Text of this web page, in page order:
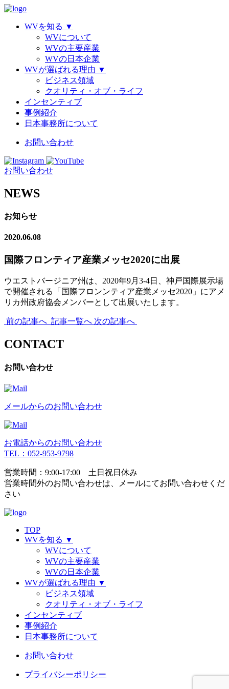
WVを知る ▼
WVについて
WVの主要産業
WVの日本企業
WVが選ばれる理由 ▼
ビジネス領域
クオリティ・オブ・ライフ
インセンティブ
事例紹介
日本事務所について
お問い合わせ
お問い合わせ
NEWS
お知らせ
2020.06.08
国際フロンティア産業メッセ2020に出展
ウエストバージニア州は、2020年9月3-4日、神戸国際展示場
で開催される「国際フロンンティア産業メッセ2020」にアメ
リカ州政府協会メンバーとして出展いたします。
前の記事へ 記事一覧へ 次の記事へ
CONTACT
お問い合わせ
メールからのお問い合わせ
お電話からのお問い合わせ
TEL：052-953-9798
営業時間：9:00-17:00 土日祝日休み
営業時間外のお問い合わせは、
メールにてお問い合わせくだ
さい
TOP
WVを知る ▼
WVについて
WVの主要産業
WVの日本企業
WVが選ばれる理由 ▼
ビジネス領域
クオリティ・オブ・ライフ
インセンティブ
事例紹介
日本事務所について
お問い合わせ
プライバシーポリシー